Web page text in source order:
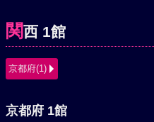
関西 1館
京都府(1)
京都府 1館